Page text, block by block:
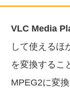
VLC Media
して使えるほ
を変換するこ
MPEG2に変